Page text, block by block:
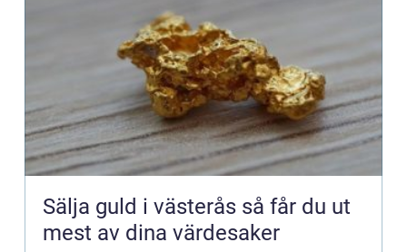
Sälja guld i västerås så får du ut
mest av dina värdesaker